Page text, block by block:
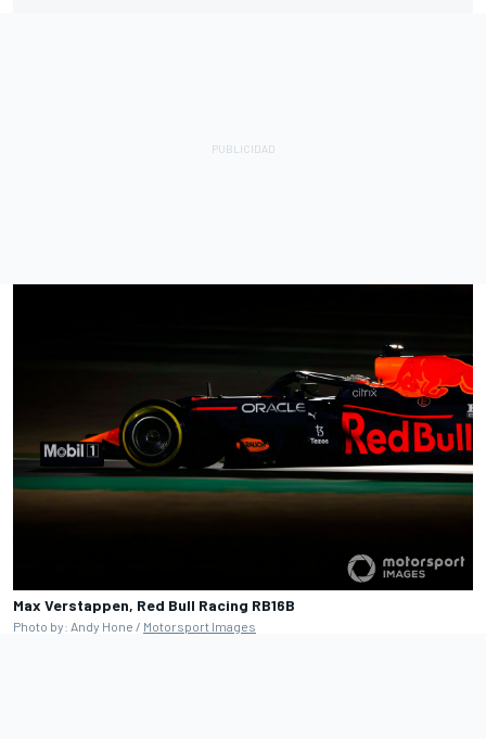
Max Verstappen, Red Bull Racing RB16B
Photo by: Andy Hone / Motorsport Images